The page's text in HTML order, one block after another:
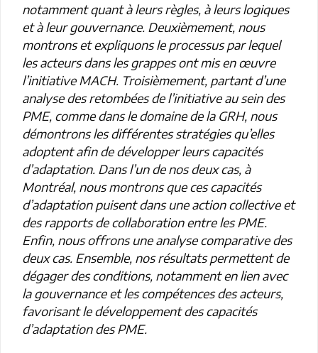
notamment quant à leurs règles, à leurs logiques
et à leur gouvernance. Deuxièmement, nous
montrons et expliquons le processus par lequel
les acteurs dans les grappes ont mis en œuvre
l’initiative MACH. Troisièmement, partant d’une
analyse des retombées de l’initiative au sein des
PME, comme dans le domaine de la GRH, nous
démontrons les différentes stratégies qu’elles
adoptent afin de développer leurs capacités
d’adaptation. Dans l’un de nos deux cas, à
Montréal, nous montrons que ces capacités
d’adaptation puisent dans une action collective et
des rapports de collaboration entre les PME.
Enfin, nous offrons une analyse comparative des
deux cas. Ensemble, nos résultats permettent de
dégager des conditions, notamment en lien avec
la gouvernance et les compétences des acteurs,
favorisant le développement des capacités
d’adaptation des PME.